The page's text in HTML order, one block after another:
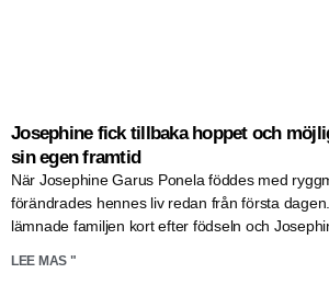
Josephine fick tillbaka hoppet och
sin egen framtid
När Josephine Garus Ponela föddes med
förändrades hennes liv redan från första
lämnade familjen kort efter födseln och
LEE MAS "